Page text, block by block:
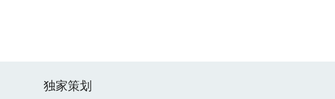
独家策划